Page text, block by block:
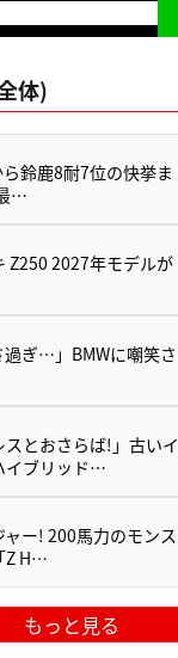
体)
鈴鹿8耐7位の快挙ま
…
Z250 2027年モデルが
過ぎ…」BMWに嘲笑さ
スとおさらば!」古いイ
イブリッド…
ー! 200馬力のモンス
Z H…
もっと見る